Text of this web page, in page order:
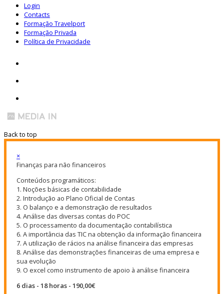
Login
Contacts
Formação Travelport
Formação Privada
Política de Privacidade
Back to top
×
Finanças para não financeiros
Conteúdos programáticos:
1. Noções básicas de contabilidade
2. Introdução ao Plano Oficial de Contas
3. O balanço e a demonstração de resultados
4. Análise das diversas contas do POC
5. O processamento da documentação contabilística
6. A importância das TIC na obtenção da informação financeira
7. A utilização de rácios na análise financeira das empresas
8. Análise das demonstrações financeiras de uma empresa e
sua evolução
9. O excel como instrumento de apoio à análise financeira
6 dias - 18 horas - 190,00€